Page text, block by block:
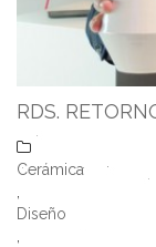
RDS.
Cerámica
,
Diseño
,